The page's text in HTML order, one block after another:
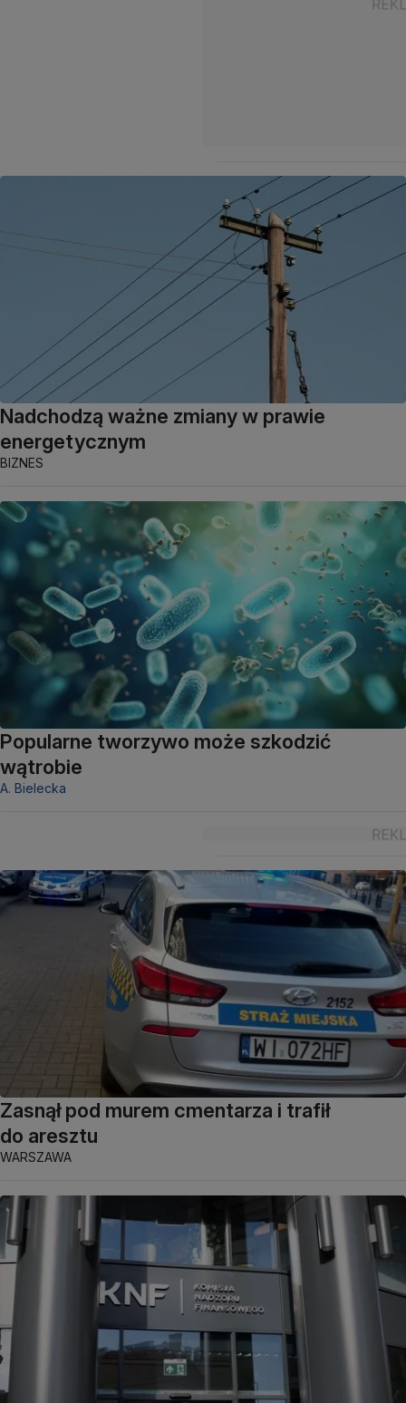
Nadchodzą ważne zmiany w prawie
energetycznym
BIZNES
Popularne tworzywo może szkodzić
wątrobie
A. Bielecka
Zasnął pod murem cmentarza i trafił
do aresztu
WARSZAWA